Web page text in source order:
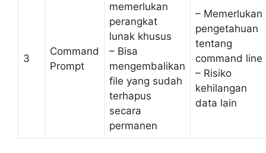
3
Command
Prompt
memerlukan
perangkat
lunak khusus
– Bisa
mengembalikan
file yang sudah
terhapus
secara
permanen
– Memerlukan
pengetahuan
tentang
command line
– Risiko
kehilangan
data lain